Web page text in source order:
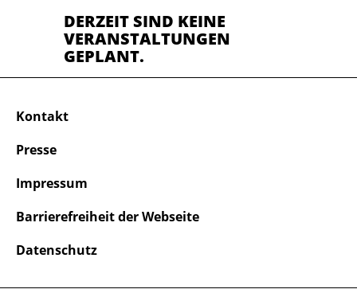
DERZEIT SIND KEINE
VERANSTALTUNGEN
GEPLANT.
Kontakt
Presse
Impressum
Barrierefreiheit der Webseite
Datenschutz